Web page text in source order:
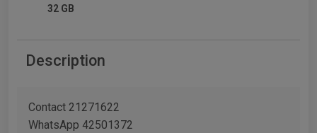
32 GB
Description
Contact 21271622
WhatsApp 42501372